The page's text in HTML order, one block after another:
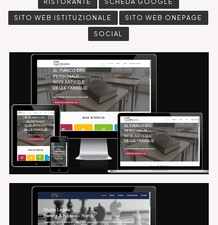
RISTORANTE SCHEDA GOOGLE
SITO WEB ISTITUZIONALE SITO WEB ONEPAGE
SOCIAL